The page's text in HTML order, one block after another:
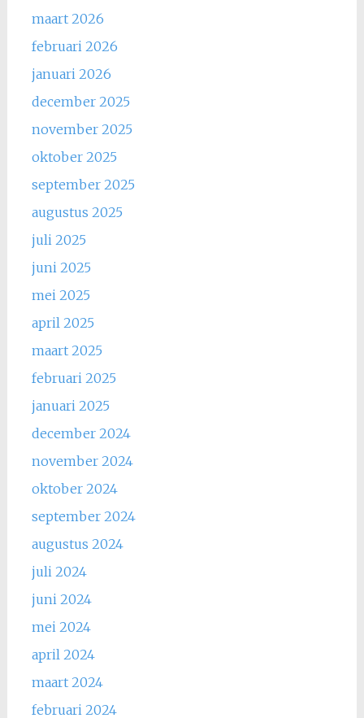
maart 2026
februari 2026
januari 2026
december 2025
november 2025
oktober 2025
september 2025
augustus 2025
juli 2025
juni 2025
mei 2025
april 2025
maart 2025
februari 2025
januari 2025
december 2024
november 2024
oktober 2024
september 2024
augustus 2024
juli 2024
juni 2024
mei 2024
april 2024
maart 2024
februari 2024